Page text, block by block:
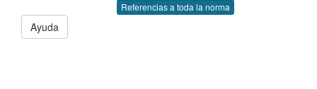
Referencias a toda la norma
Ayuda